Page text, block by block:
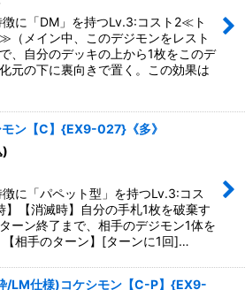
徴に「DM」を持つLv.3:コスト2≪ト
（メイン中、このデジモンをレスト
、自分のデッキの上から1枚をこのデ
元の下に裏向きで置く。この効果は
ン【C】{EX9-027}《多》
)
徴に「パペット型」を持つLv.3:コス
】【消滅時】自分の手札1枚を破棄す
ーン終了まで、相手のデジモン1体を
相手のターン】[ターンに1回]…
/LM仕様)コケシモン【C-P】{EX9-